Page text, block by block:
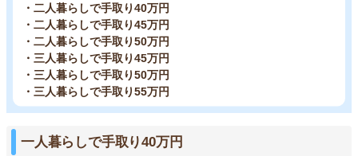
・二人暮らしで手取り40万円
・二人暮らしで手取り45万円
・二人暮らしで手取り50万円
・三人暮らしで手取り45万円
・三人暮らしで手取り50万円
・三人暮らしで手取り55万円
一人暮らしで手取り40万円